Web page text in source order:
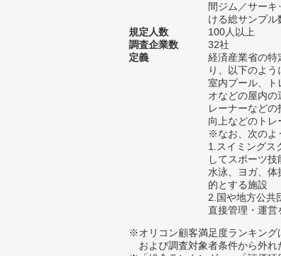
間ジム／サー
ける総サンプル
規定人数
100人以上
調査企業数
32社
定義
経済産業省の特
り、以下のよう
室内プール、ト
オなどの屋内の
レーナーなど
向上などのトレ
※なお、次のよ
1.スイミングス
してスポーツ
水泳、ヨガ、体
的とする施設
2.国や地方公共
直接管理・運営
※オリコン顧客満足度ランキング
および調査対象者条件から外れ